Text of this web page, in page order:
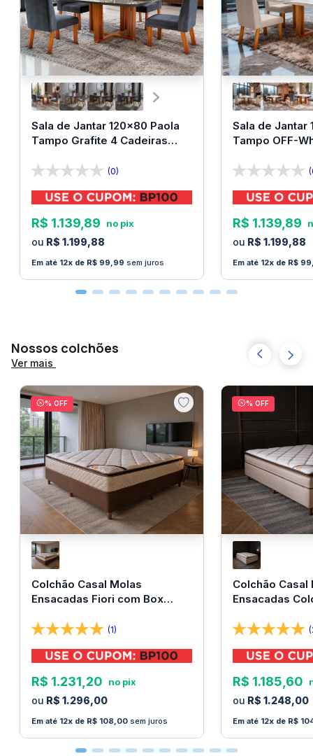
ALoja Bom Pastornão faz montagem de produtos.
Não nos responsabilizamos por erros de montagem.
Manuais e peças para a montagem são fornecidos
com o produto.
Sala de Jantar 120x80 Paola
Tampo Grafite 4 Cadeiras
(0)
R$ 1.139, 89
R$ 1.199,88
12 R$ 99,99 sem juros
Sala de Jantar
Tampo OFF-
R$ 1.139, 89
R$ 1.199,88
12 R$ 99
Nossos colchões
Ver mais
% OFF
Colchão Casal Molas
Ensacadas Fiori com Box
(1)
R$ 1.231 20
R$ 1.296,00
12 R$ 108,00sem juros
% OFF
Colchão Casal
Ensacadas
R$ 1.185 60
R$ 1.248,00
12 R$